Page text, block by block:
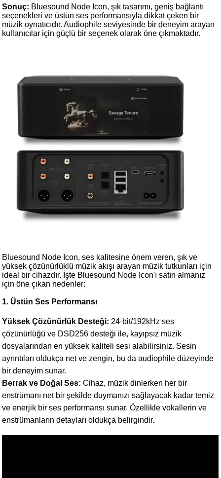
Sonuç: Bluesound Node Icon, şık tasarımı, geniş bağlantı
seçenekleri ve üstün ses performansıyla dikkat çeken bir
müzik oynatıcıdır. Audiophile seviyesinde bir deneyim arayan
kullanıcılar için güçlü bir seçenek olarak öne çıkmaktadır.
Bluesound Node Icon, ses kalitesine önem veren, şık ve
yüksek çözünürlüklü müzik akışı arayan müzik tutkunları için
ideal bir cihazdır. İşte Bluesound Node Icon'ı satın almanız
için öne çıkan nedenler:
1. Üstün Ses Performansı
Yüksek Çözünürlük Desteği: 24-bit/192kHz ses
çözünürlüğü ve DSD256 desteği ile, kayıpsız müzik
dosyalarından en yüksek kaliteli sesi alabilirsiniz. Sesin
ayrıntıları oldukça net ve zengin, bu da audiophile düzeyinde
bir deneyim sunar.
Berrak ve Doğal Ses: Cihaz, müzik dinlerken her bir
enstrümanı net bir şekilde duymanızı sağlayacak kadar temiz
ve enerjik bir ses performansı sunar. Özellikle vokallerin ve
enstrümanların detayları oldukça belirgindir.